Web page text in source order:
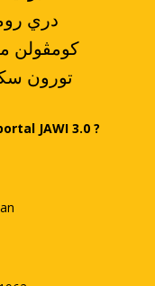
دري
،کومڤولن
.تورون
JAWI 3.0 ?